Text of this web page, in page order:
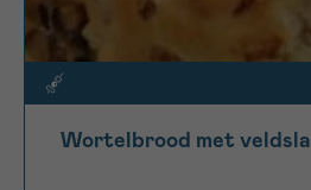
Wortelbrood met veldsla